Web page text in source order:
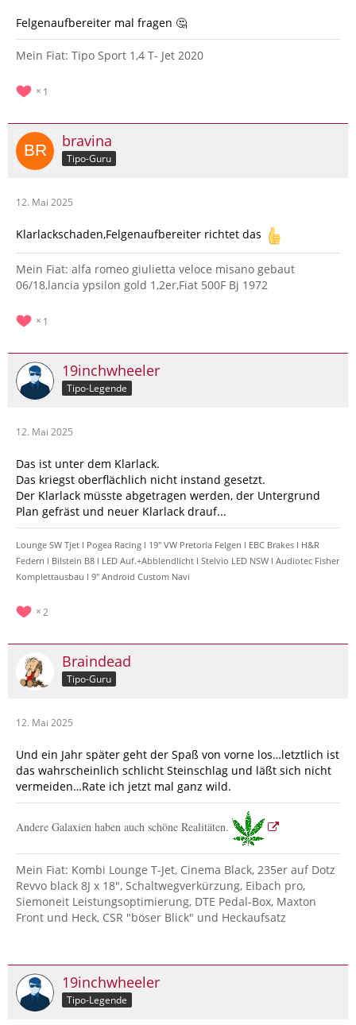
Felgenaufbereiter mal fragen 🤔
Mein Fiat: Tipo Sport 1,4 T- Jet 2020
1
bravina
Tipo-Guru
12. Mai 2025
Klarlackschaden,Felgenaufbereiter richtet das
Mein Fiat: alfa romeo giulietta veloce misano gebaut
06/18,lancia ypsilon gold 1,2er,Fiat 500F Bj 1972
1
19inchwheeler
Tipo-Legende
12. Mai 2025
Das ist unter dem Klarlack.
Das kriegst oberflächlich nicht instand gesetzt.
Der Klarlack müsste abgetragen werden, der Untergrund
Plan gefräst und neuer Klarlack drauf...
Lounge SW Tjet l Pogea Racing l 19" VW Pretoria Felgen l EBC Brakes l H&R
Federn l Bilstein B8 l LED Auf.+Abblendlicht l Stelvio LED NSW l Audiotec Fisher
Komplettausbau l 9" Android Custom Navi
2
Braindead
Tipo-Guru
12. Mai 2025
Und ein Jahr später geht der Spaß von vorne los…letztlich ist
das wahrscheinlich schlicht Steinschlag und läßt sich nicht
vermeiden…Rate ich jetzt mal ganz wild.
Andere Galaxien haben auch schöne Realitäten.
Mein Fiat: Kombi Lounge T-Jet, Cinema Black, 235er auf Dotz
Revvo black 8J x 18", Schaltwegverkürzung, Eibach pro,
Siemoneit Leistungsoptimierung, DTE Pedal-Box, Maxton
Front und Heck, CSR "böser Blick" und Heckaufsatz
19inchwheeler
Tipo-Legende